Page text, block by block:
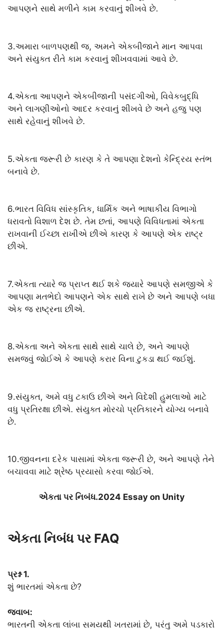
આપણને સાથે મળીને કામ કરવાનું શીખવે છે.
3.અમારા બાળપણથી જ, અમને એકબીજાને માન આપવા
અને સંયુક્ત રીતે કામ કરવાનું શીખવવામાં આવે છે.
4.એકતા આપણને એકબીજાની પસંદગીઓ, વિવેકબુદ્ધિ
અને લાગણીઓનો આદર કરવાનું શીખવે છે અને હજુ પણ
સાથે રહેવાનું શીખવે છે.
5.એકતા જરૂરી છે કારણ કે તે આપણા દેશનો કેન્દ્રિય સ્તંભ
બનાવે છે.
6.ભારત વિવિધ સાંસ્કૃતિક, ધાર્મિક અને ભાષાકીય વિભાગો
ધરાવતો વિશાળ દેશ છે. તેમ છતાં, આપણે વિવિધતામાં એકતા
રાખવાની ઈચ્છા રાખીએ છીએ કારણ કે આપણે એક રાષ્ટ્ર
છીએ.
7.એકતા ત્યારે જ પ્રાપ્ત થઈ શકે જ્યારે આપણે સમજીએ કે
આપણા મતભેદો આપણને એક સાથે રાખે છે અને આપણે બધા
એક જ રાષ્ટ્રના છીએ.
8.એકતા અને એકતા સાથે સાથે ચાલે છે, અને આપણે
સમજવું જોઈએ કે આપણે કરાર વિના ટુકડા થઈ જઈશું.
9.સંયુક્ત, અમે વધુ ટકાઉ છીએ અને વિદેશી હુમલાઓ માટે
વધુ પ્રતિરક્ષા છીએ. સંયુક્ત મોરચો પ્રતિકારને યોગ્ય બનાવે
છે.
10.જીવનના દરેક પાસામાં એકતા જરૂરી છે, અને આપણે તેને
બચાવવા માટે શ્રેષ્ઠ પ્રયાસો કરવા જોઈએ.
એકતા પર નિબંધ.2024 Essay on Unity
એકતા નિબંધ પર FAQ
પ્રશ્ન 1.
શું ભારતમાં એકતા છે?
જવાબ:
ભારતની એકતા લાંબા સમયથી ખતરામાં છે, પરંતુ અમે પડકારો